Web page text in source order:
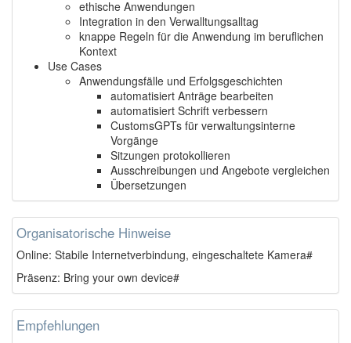
ethische Anwendungen
Integration in den Verwalltungsalltag
knappe Regeln für die Anwendung im beruflichen
Kontext
Use Cases
Anwendungsfälle und Erfolgsgeschichten
automatisiert Anträge bearbeiten
automatisiert Schrift verbessern
CustomsGPTs für verwaltungsinterne
Vorgänge
Sitzungen protokollieren
Ausschreibungen und Angebote vergleichen
Übersetzungen
Organisatorische Hinweise
Online: Stabile Internetverbindung, eingeschaltete Kamera#
Präsenz: Bring your own device#
Empfehlungen